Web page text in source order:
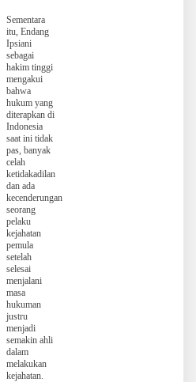
Sementara
itu, Endang
Ipsiani
sebagai
hakim tinggi
mengakui
bahwa
hukum yang
diterapkan di
Indonesia
saat ini tidak
pas, banyak
celah
ketidakadilan
dan ada
kecenderungan
seorang
pelaku
kejahatan
pemula
setelah
selesai
menjalani
masa
hukuman
justru
menjadi
semakin ahli
dalam
melakukan
kejahatan.